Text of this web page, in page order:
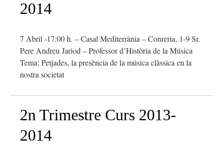
2014
7 Abril -17:00 h. – Casal Mediterrània – Conreria, 1-9 Sr.
Pere Andreu Jariod – Professor d’Història de la Música
Tema: Petjades, la presència de la música clàssica en la
nostra societat
2n Trimestre Curs 2013-
2014